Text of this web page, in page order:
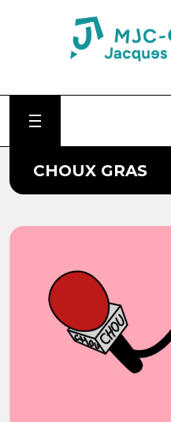
CHOUX GRAS